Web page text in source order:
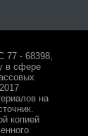
77 - 68398,
в сфере
на
копией